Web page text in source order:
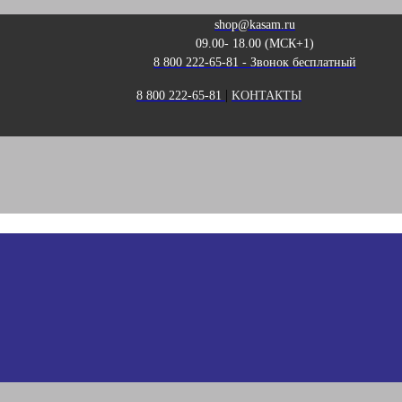
shop@kasam.ru
09.00- 18.00 (МСК+1)
8 800 222-65-81 - Звонок бесплатный
8 800 222-65-81 | KОНТАКТЫ